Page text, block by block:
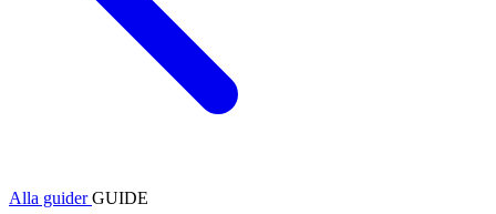
Alla guiderGUIDE